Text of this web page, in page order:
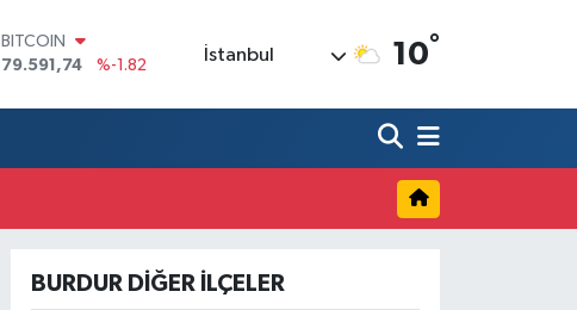
BITCOIN
79.591,74
%-1.82
45,43620
%0.02
G.ALTIN
BİST100
İstanbul 10°
BURDUR DIĞER İLÇELER